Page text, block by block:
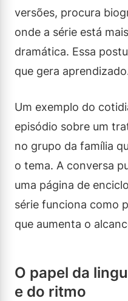
versões, procura
onde a série está
dramática. Essa
que gera
Um exemplo do
episódio sobre um
no grupo da família
o tema. A conversa
uma página de
série funciona como
que aumenta o
O papel da
e do ritmo